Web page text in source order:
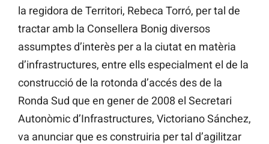
la regidora de Territori, Rebeca Torró, per tal de
tractar amb la Consellera Bonig diversos
assumptes d’interès per a la ciutat en matèria
d’infrastructures, entre ells especialment el de la
construcció de la rotonda d’accés des de la
Ronda Sud que en gener de 2008 el Secretari
Autonòmic d’Infrastructures, Victoriano Sánchez,
va anunciar que es construiria per tal d’agilitzar